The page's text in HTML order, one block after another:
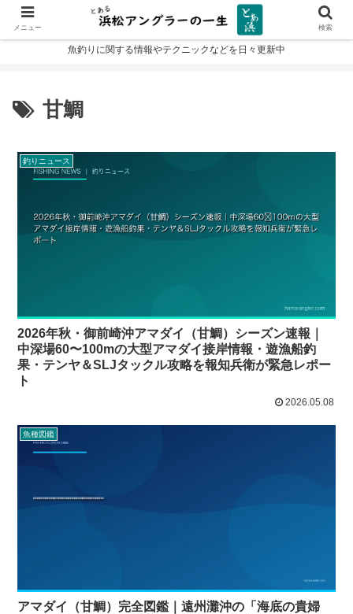
魚釣りに関する情報やテクニックなどを日々更新中
甘鯛
釣りニュース
2026年秋・御前崎沖アマダイ（甘鯛）シーズン速報｜
中深場60〜100mの大型アマダイ接岸情報・遊漁船釣
果・テンヤ＆SLJタックル攻略を報知兵衛が緊急レポー
ト
2026.05.08
魚種図鑑
アマダイ（甘鯛）完全図鑑｜遠州灘沖の「海底の貴婦
メニュー 検索